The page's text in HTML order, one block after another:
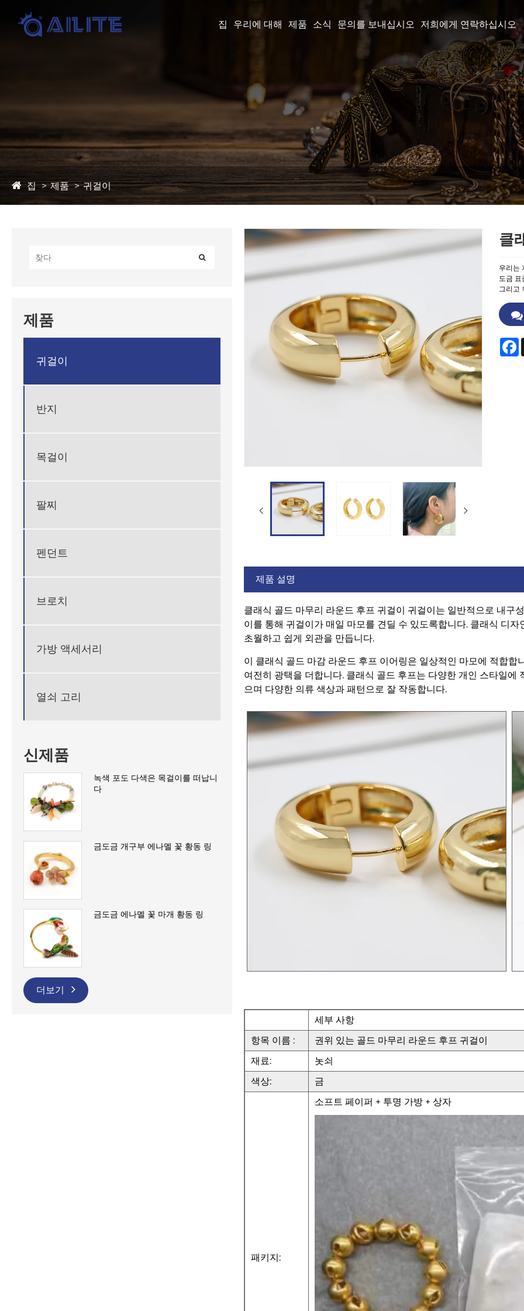
집 우리에 대해 제품 소식 문의를 보내십시오 저희에게 연락하십시오
집 제품 귀걸이
제품
귀걸이
반지
목걸이
팔찌
펜던트
브로치
가방 액세서리
열쇠 고리
신제품
녹색 포도 다색은 목걸이를 떠납니
다
금도금 개구부 에나멜 꽃 황동 링
금도금 에나멜 꽃 마개 황동 링
더보기
클
우리는
도금
그리고
제품 설명
클래식 골드 마무리 라운드 후프 귀걸이 귀걸이는 일반적으로 내구
이를 통해 귀걸이가 매일 마모를 견딜 수 있도록합니다. 클래식 디
초월하고 쉽게 외관을 만듭니다.
이 클래식 골드 마감 라운드 후프 이어링은 일상적인 마모에 적합
여전히 광택을 더합니다. 클래식 골드 후프는 다양한 개인 스타일
으며 다양한 의류 색상과 패턴으로 잘 작동합니다.
세부 사항
항목 이름 :
권위 있는 골드 마무리 라운드 후프 귀걸이
재료:
놋쇠
색상:
금
패키지:
소프트 페이퍼 + 투명 가방 + 상자